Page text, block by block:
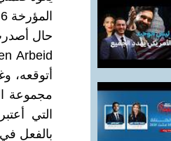
أتوقعه،
مجموعة
التي
بالفعل